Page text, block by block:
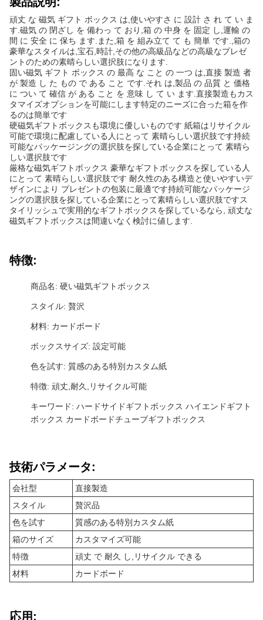
頑丈 な 磁気 ギフト ボックス は,使いやすさ に 設計 さ れ て い ま
す.磁気 の 閉ざし を 備わっ て おり,箱 の 中身 を 固定 し,運輸 の
間 に 安全 に 保ち ます.また,箱 を 組み立て て も 簡単 です.,箱の
豪華なスタイルは,宝石,時計,その他の高級品などの高級なプレゼ
ントのための素晴らしい選択肢になります.
固い磁気 ギフト ボックス の 最高 な こと の 一つ は,直接 製造 者
が 製造 し た もの で ある こと です.それ は,製品 の 品質 と 価格
に つい て 確信 が ある こと を 意味 し て い ます.直接製造もカス
タマイズオプションを可能にします特定のニーズに合った箱を作
るのは簡単です
硬磁気ギフトボックスも環境に優しいものです 紙箱はリサイクル
可能で環境に配慮している人にとって 素晴らしい選択肢です持続
可能なパッケージングの選択肢を探している企業にとって 素晴ら
しい選択肢です
厳格な磁気ギフトボックス 豪華なギフトボックスを探している人
にとって 素晴らしい選択肢です 耐久性のある構造と使いやすいデ
ザインにより プレゼントの包装に最適です持続可能なパッケージ
ングの選択肢を探している企業にとって素晴らしい選択肢ですス
タイリッシュで実用的なギフトボックスを探しているなら, 頑丈な
磁気ギフトボックスは間違いなく検討に値します.
特徴:
商品名: 硬い磁気ギフトボックス
スタイル: 贅沢
材料: カードボード
ボックスサイズ: 設定可能
色を試す: 質感のある特別カスタム紙
特徴: 頑丈,耐久,リサイクル可能
キーワード: ハードサイドギフトボックス ハイエンドギフト
ボックス カードボードチューブギフトボックス
技術パラメータ:
会社型
直接製造
スタイル
贅沢品
色を試す
質感のある特別カスタム紙
箱のサイズ
カスタマイズ可能
特徴
頑丈 で 耐久 し,リサイクル できる
材料
カードボード
応用: